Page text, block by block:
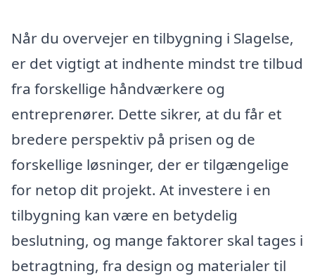
Når du overvejer en tilbygning i Slagelse,
er det vigtigt at indhente mindst tre tilbud
fra forskellige håndværkere og
entreprenører. Dette sikrer, at du får et
bredere perspektiv på prisen og de
forskellige løsninger, der er tilgængelige
for netop dit projekt. At investere i en
tilbygning kan være en betydelig
beslutning, og mange faktorer skal tages i
betragtning, fra design og materialer til